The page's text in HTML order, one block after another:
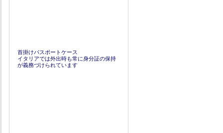
首掛けパスポートケース
イタリアでは外出時も常に身分証の保持
が義務づけられています